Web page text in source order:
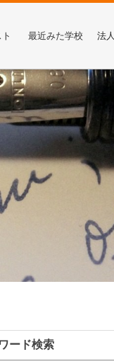
最近みた学校 法
ード検索